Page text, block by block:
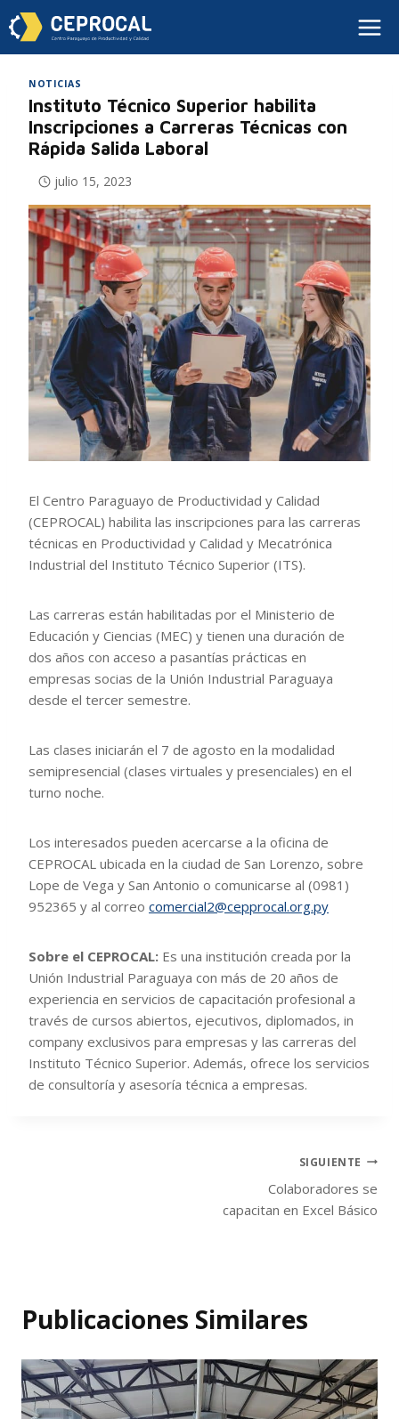
NOTICIAS
Instituto Técnico Superior habilita
Inscripciones a Carreras Técnicas con
Rápida Salida Laboral
julio 15, 2023
El Centro Paraguayo de Productividad y Calidad
(CEPROCAL) habilita las inscripciones para las carreras
técnicas en Productividad y Calidad y Mecatrónica
Industrial del Instituto Técnico Superior (ITS).
Las carreras están habilitadas por el Ministerio de
Educación y Ciencias (MEC) y tienen una duración de
dos años con acceso a pasantías prácticas en
empresas socias de la Unión Industrial Paraguaya
desde el tercer semestre.
Las clases iniciarán el 7 de agosto en la modalidad
semipresencial (clases virtuales y presenciales) en el
turno noche.
Los interesados pueden acercarse a la oficina de
CEPROCAL ubicada en la ciudad de San Lorenzo, sobre
Lope de Vega y San Antonio o comunicarse al (0981)
952365 y al correo comercial2@cepprocal.org.py
Sobre el CEPROCAL: Es una institución creada por la
Unión Industrial Paraguaya con más de 20 años de
experiencia en servicios de capacitación profesional a
través de cursos abiertos, ejecutivos, diplomados, in
company exclusivos para empresas y las carreras del
Instituto Técnico Superior. Además, ofrece los servicios
de consultoría y asesoría técnica a empresas.
SIGUIENTE
Colaboradores se
capacitan en Excel Básico
Publicaciones Similares